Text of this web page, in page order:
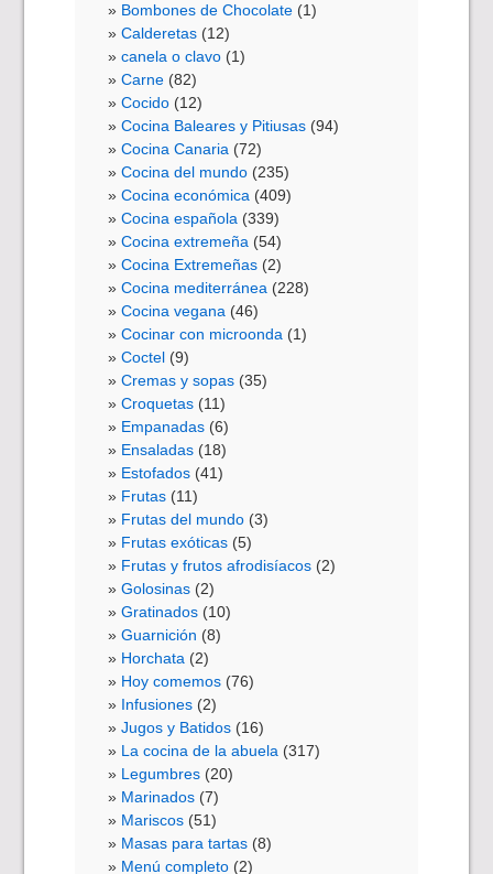
Bombones de Chocolate (1)
Calderetas (12)
canela o clavo (1)
Carne (82)
Cocido (12)
Cocina Baleares y Pitiusas (94)
Cocina Canaria (72)
Cocina del mundo (235)
Cocina económica (409)
Cocina española (339)
Cocina extremeña (54)
Cocina Extremeñas (2)
Cocina mediterránea (228)
Cocina vegana (46)
Cocinar con microonda (1)
Coctel (9)
Cremas y sopas (35)
Croquetas (11)
Empanadas (6)
Ensaladas (18)
Estofados (41)
Frutas (11)
Frutas del mundo (3)
Frutas exóticas (5)
Frutas y frutos afrodisíacos (2)
Golosinas (2)
Gratinados (10)
Guarnición (8)
Horchata (2)
Hoy comemos (76)
Infusiones (2)
Jugos y Batidos (16)
La cocina de la abuela (317)
Legumbres (20)
Marinados (7)
Mariscos (51)
Masas para tartas (8)
Menú completo (2)